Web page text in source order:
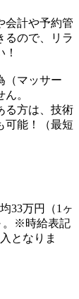
会計や予約管
るので、リラ
（マッサー
。
る方は、技術
可能！（最短
33万円（1ヶ
。※時給表記
となりま